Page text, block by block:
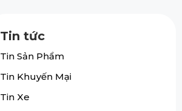
Tin tức
Tin Sản Phẩm
Tin Khuyến Mại
Tin Xe